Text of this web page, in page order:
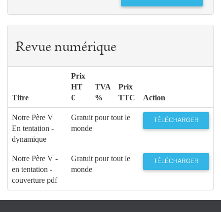
Revue numérique
Titre
Prix
HT
€
TVA
%
Prix
TTC
Action
Notre Père V
En tentation -
dynamique
Gratuit pour tout le
monde
TÉLÉCHARGER
Notre Père V -
en tentation -
couverture pdf
Gratuit pour tout le
monde
TÉLÉCHARGER